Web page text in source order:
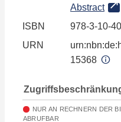
Abstract
ISBN
978-3-10-
URN
15368
NUR AN RECHNERN DER
ABRUFBAR